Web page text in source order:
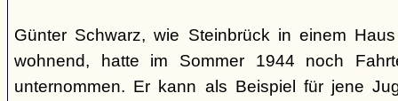
Günter Schwarz, wie Steinbrück in einem
wohnend, hatte im Sommer 1944 noch
unternommen. Er kann als Beispiel für jene